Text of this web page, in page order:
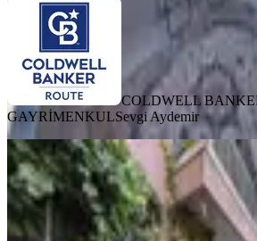
COLDWELL
GAYRİMENKULSevgi Aydemir
BALKONLU
Bahçelievler'de 150
Masrafsız Daire
Bergama, Bahçelievler